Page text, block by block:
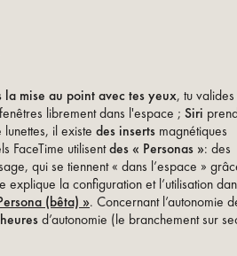
la mise au point avec tes yeux, tu
librement dans l'espace ; Siri
il existe des inserts magnétiques
FaceTime utilisentdes « Personas »: des
qui se tiennent « dans l’espace »
explique la configuration et l’utilisation
(bêta) ». Concernant l’autonomie
d’autonomie (le branchement sur